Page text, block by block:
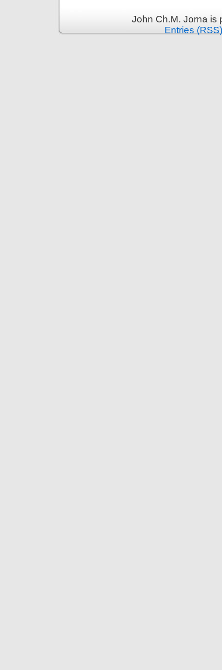
John Ch.M. Jorna
Entries (RSS)